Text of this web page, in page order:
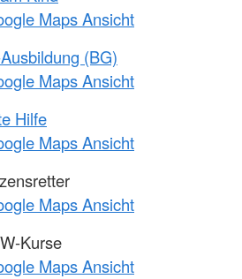
Maps Ansicht
(BG)
Maps Ansicht
Hilfe
Maps Ansicht
Maps Ansicht
Kurse
Maps Ansicht